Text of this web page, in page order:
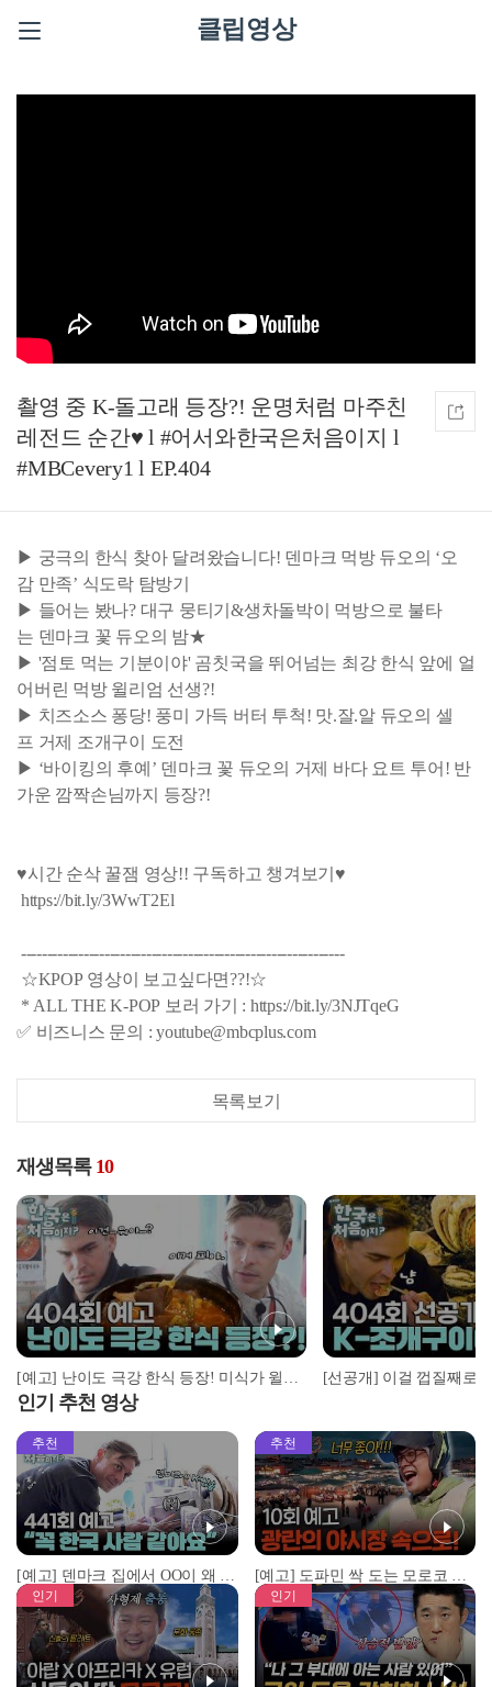
클립영상
촬영 중 K-돌고래 등장?! 운명처럼 마주친
레전드 순간♥ l #어서와한국은처음이지 l
#MBCevery1 l EP.404
▶ 궁극의 한식 찾아 달려왔습니다! 덴마크 먹방 듀오의 ‘오
감 만족’ 식도락 탐방기
▶ 들어는 봤나? 대구 뭉티기&생차돌박이 먹방으로 불타
는 덴마크 꽃 듀오의 밤★
▶ '점토 먹는 기분이야' 곰칫국을 뛰어넘는 최강 한식 앞에 얼
어버린 먹방 윌리엄 선생?!
▶ 치즈소스 퐁당! 풍미 가득 버터 투척! 맛.잘.알 듀오의 셀
프 거제 조개구이 도전
▶ ‘바이킹의 후예’ 덴마크 꽃 듀오의 거제 바다 요트 투어! 반
가운 깜짝손님까지 등장?!
♥시간 순삭 꿀잼 영상!! 구독하고 챙겨보기♥
https://bit.ly/3WwT2El
--------------------------------------------------------------
☆KPOP 영상이 보고싶다면??!☆
* ALL THE K-POP 보러 가기 : https://bit.ly/3NJTqeG
✅ 비즈니스 문의 : youtube@mbcplus.com
목록보기
재생목록 10
[예고] 난이도 극강 한식 등장! 미식가 윌리엄도 고개 저은 음식의 정체는?!
인기 추천 영상
추천
[예고] 덴마크 집에서 OO이 왜 나와...? 이상할 정도로 한국을 사랑하는 우리 형을 제보합니다!
추천
[예고] 도파민 싹 도는 모로코 야시장 투어!
인기 인기